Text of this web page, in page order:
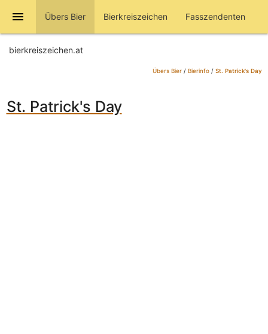
menu Übers Bier Bierkreiszeichen Fasszendenten
bierkreiszeichen.at
Übers Bier/ Bierinfo/ St. Patrick's Day
St. Patrick's Day